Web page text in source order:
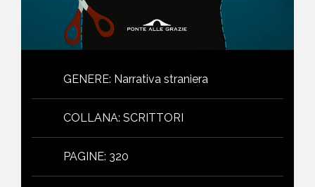
GENERE: Narrativa straniera
COLLANA: SCRITTORI
PAGINE: 320